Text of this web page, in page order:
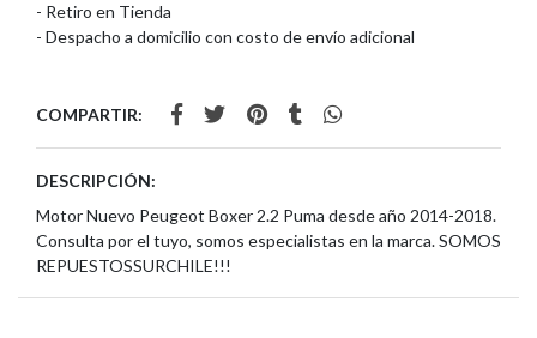
- Retiro en Tienda
- Despacho a domicilio con costo de envío adicional
COMPARTIR:
DESCRIPCIÓN:
Motor Nuevo Peugeot Boxer 2.2 Puma desde año 2014-2018.
Consulta por el tuyo, somos especialistas en la marca. SOMOS
REPUESTOSSURCHILE!!!